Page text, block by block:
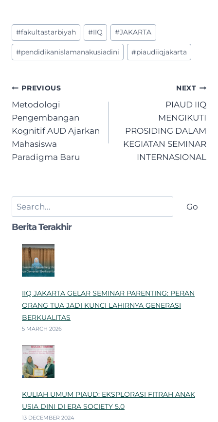
Post
Tags:
#fakultastarbiyah #IIQ #JAKARTA
#pendidikanislamanakusiadini #piaudiiqjakarta
Post
navigation
PREVIOUS
Metodologi
Pengembangan
Kognitif AUD Ajarkan
Mahasiswa
Paradigma Baru
NEXT
PIAUD IIQ
MENGIKUTI
PROSIDING DALAM
KEGIATAN SEMINAR
INTERNASIONAL
Search Go
Berita Terakhir
IIQ JAKARTA GELAR SEMINAR PARENTING: PERAN
ORANG TUA JADI KUNCI LAHIRNYA GENERASI
BERKUALITAS
5 MARCH 2026
KULIAH UMUM PIAUD: EKSPLORASI FITRAH ANAK
USIA DINI DI ERA SOCIETY 5.0
13 DECEMBER 2024